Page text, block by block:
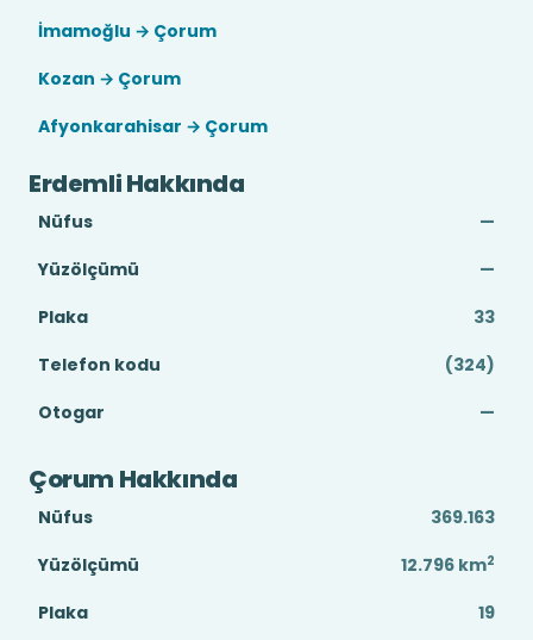
İmamoğlu → Çorum
Kozan → Çorum
Afyonkarahisar → Çorum
Erdemli Hakkında
Nüfus
—
Yüzölçümü
—
Plaka
33
Telefon kodu
(324)
Otogar
—
Çorum Hakkında
Nüfus
369.163
Yüzölçümü
12.796 km2
Plaka
19